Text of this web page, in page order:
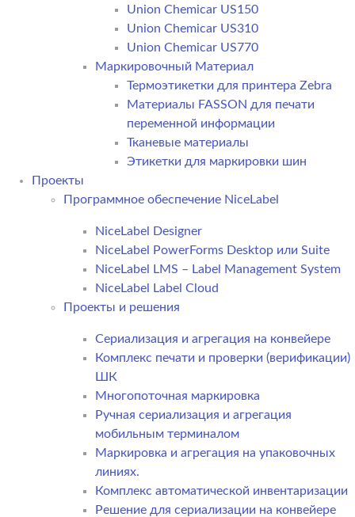
Union Chemicar US150
Union Chemicar US310
Union Chemicar US770
Маркировочный Материал
Термоэтикетки для принтера Zebra
Материалы FASSON для печати
переменной информации
Тканевые материалы
Этикетки для маркировки шин
Проекты
Программное обеспечение NiceLabel
NiceLabel Designer
NiceLabel PowerForms Desktop или Suite
NiceLabel LMS – Label Management System
NiceLabel Label Cloud
Проекты и решения
Сериализация и агрегация на конвейере
Комплекс печати и проверки (верификации)
ШК
Многопоточная маркировка
Ручная сериализация и агрегация
мобильным терминалом
Маркировка и агрегация на упаковочных
линиях.
Комплекс автоматической инвентаризации
Решение для сериализации на конвейере